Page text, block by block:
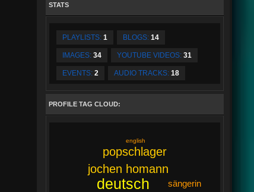
STATS
PLAYLISTS: 1 BLOGS: 14
IMAGES: 34 YOUTUBE VIDEOS: 31
EVENTS: 2 AUDIO TRACKS: 18
PROFILE TAG CLOUD:
deutsch
jochen homann
popschlager
sängerin
english